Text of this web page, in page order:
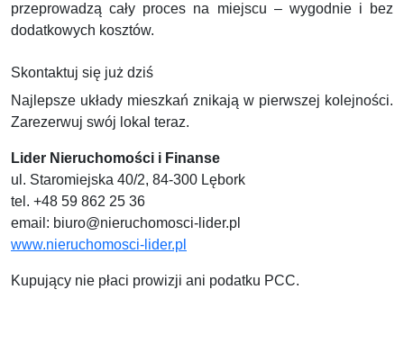
przeprowadzą cały proces na miejscu – wygodnie i bez
dodatkowych kosztów.
Skontaktuj się już dziś
Najlepsze układy mieszkań znikają w pierwszej kolejności.
Zarezerwuj swój lokal teraz.
Lider Nieruchomości i Finanse
ul. Staromiejska 40/2, 84-300 Lębork
tel. +48 59 862 25 36
email: biuro@nieruchomosci-lider.pl
www.nieruchomosci-lider.pl
Kupujący nie płaci prowizji ani podatku PCC.